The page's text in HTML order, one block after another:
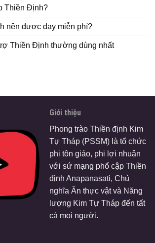
Thiền Định?
nên được dạy miễn phí?
Thiền Định thường dùng nhất
Giới thiệu
Phong trào Thiền định Kim
Tự Tháp (PSSM) là tổ chức
phi tôn giáo, phi lợi nhuận
với sứ mạng phổ cập Thiền
định Anapanasati, Chủ
nghĩa Ăn thực vật và Năng
lượng Kim Tự Tháp đến tất
cả mọi người.